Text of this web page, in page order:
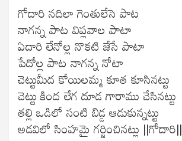
గోదారి నదిలా గెంతులేసె పాట
నాగన్న పాట విప్లవాల పాటా
ఏదారి లేనోల్ల నొకటి జేసే పాటా
పేదోల్ల పాట నాగన్న నోటా
చెట్టుమీద కోయిలమ్మ కూత కూసినట్టు
చెట్టు కింద లేగ దూడ గారాము చేసినట్టు
తల్లి ఒడిలో సంటి బిడ్డ ఆడుకున్నట్టు
అడవిలో సింహమై గర్జించినట్లు ||గోదారి||